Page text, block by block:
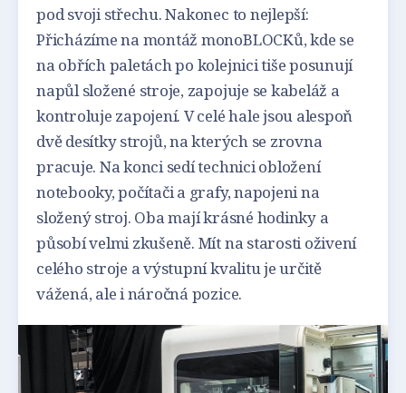
pod svoji střechu. Nakonec to nejlepší:
Přicházíme na montáž monoBLOCKů, kde se
na obřích paletách po kolejnici tiše posunují
napůl složené stroje, zapojuje se kabeláž a
kontroluje zapojení. V celé hale jsou alespoň
dvě desítky strojů, na kterých se zrovna
pracuje. Na konci sedí technici obložení
notebooky, počítači a grafy, napojeni na
složený stroj. Oba mají krásné hodinky a
působí velmi zkušeně. Mít na starosti oživení
celého stroje a výstupní kvalitu je určitě
vážená, ale i náročná pozice.